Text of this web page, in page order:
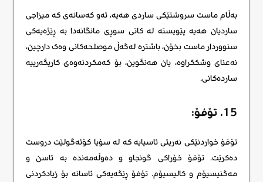
بەڵام ماست سروشتێکی ساردی هەیە، ئەو کەسانەی کە میزاجی
ساردیان هەیە پێویستە لە کاتی سوڕی مانگانەدا بە ڕێژەیەکی
سنووردار ماست بخۆن، باشترە لەگەڵ موصلحەکانی وەک دارچین،
نەعنای وشککراوە، یان هەنگوین، بۆ کەمکردنەوەی کاریگەرییە
ساردەکانی.
15. تۆفۆ:
تۆفۆ خواردنێکی نەریتی ئاسیایە کە لە سۆیا کۆئەگولێت دروست
دەکرێت. تۆفۆ خۆراکی گونجاو و دەوڵەمەندە بە ئاسن و
مەگنیسیۆم و کالیسیۆم. تۆفۆ ڕێگەیەکی ئاسانە بۆ زیادکردنی